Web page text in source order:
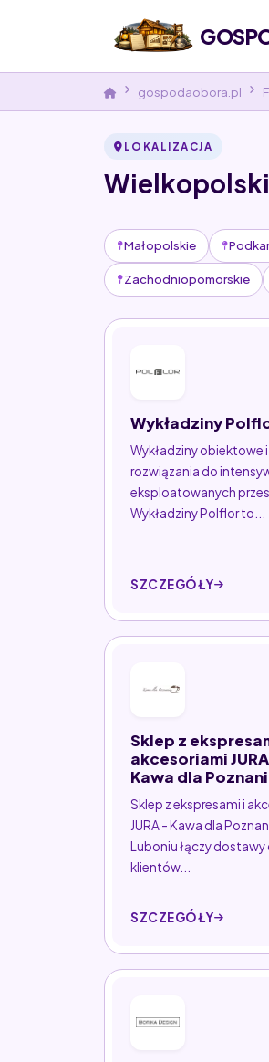
gospodaobora.pl
LOKALIZACJA
Małopolskie
Zachodniopomorskie
Wykładziny
Wykładziny obiektowe i
rozwiązania do
eksploatowanych
Wykładziny Polflor to...
SZCZEGÓŁY
Sklep z
akcesoriami
Kawa dla
Sklep z ekspresami i
JURA - Kawa dla
Luboniu łączy dostawy
klientów...
SZCZEGÓŁY